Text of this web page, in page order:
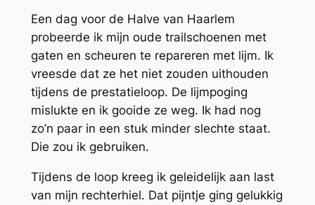
Een dag voor de Halve van Haarlem
probeerde ik mijn oude trailschoenen met
gaten en scheuren te repareren met lijm. Ik
vreesde dat ze het niet zouden uithouden
tijdens de prestatieloop. De lijmpoging
mislukte en ik gooide ze weg. Ik had nog
zo’n paar in een stuk minder slechte staat.
Die zou ik gebruiken.
Tijdens de loop kreeg ik geleidelijk aan last
van mijn rechterhiel. Dat pijntje ging gelukkig